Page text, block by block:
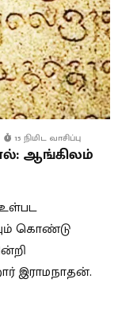
15 நிமிட வாசிப்பு
ஆங்கிலம்
உள்பட
கொண்டு
இராமநாதன்.